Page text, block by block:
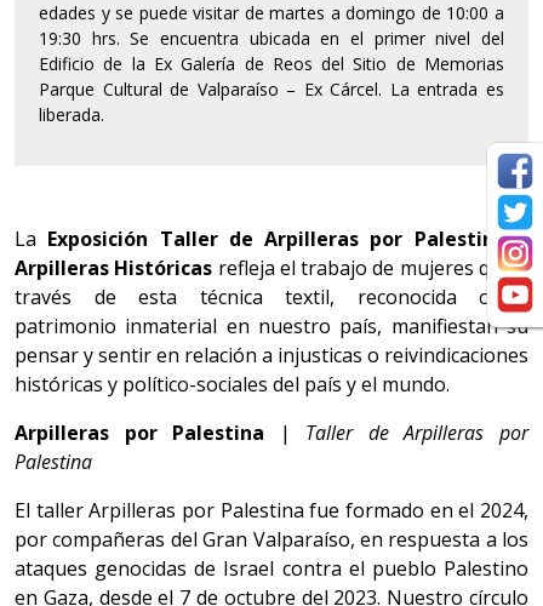
edades y se puede visitar de martes a domingo de 10:00 a
19:30 hrs. Se encuentra ubicada en el primer nivel del
Edificio de la Ex Galería de Reos del Sitio de Memorias
Parque Cultural de Valparaíso – Ex Cárcel. La entrada es
liberada.
La Exposición Taller de Arpilleras por Palestina y
Arpilleras Históricas refleja el trabajo de mujeres que a
través de esta técnica textil, reconocida como
patrimonio inmaterial en nuestro país, manifiestan su
pensar y sentir en relación a injusticas o reivindicaciones
históricas y político-sociales del país y el mundo.
Arpilleras por Palestina | Taller de Arpilleras por
Palestina
El taller Arpilleras por Palestina fue formado en el 2024,
por compañeras del Gran Valparaíso, en respuesta a los
ataques genocidas de Israel contra el pueblo Palestino
en Gaza, desde el 7 de octubre del 2023. Nuestro círculo